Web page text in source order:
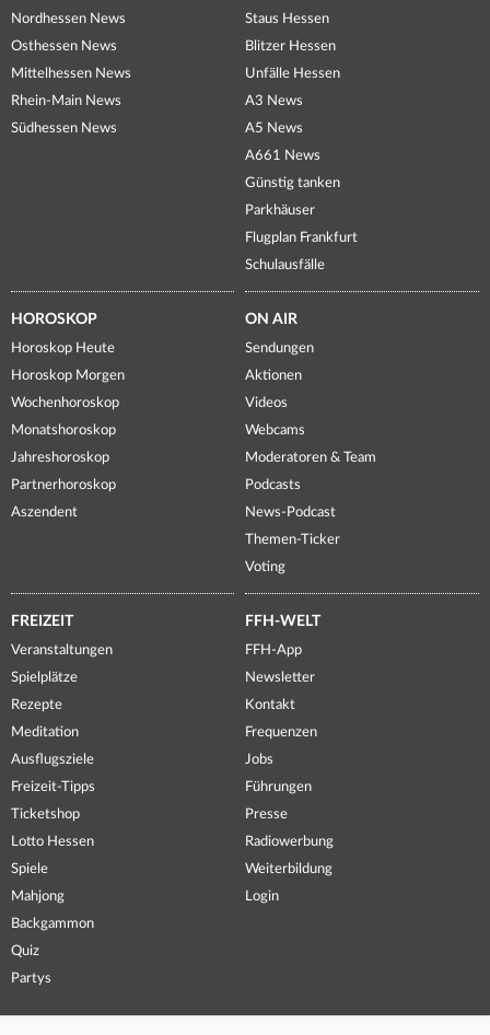
Nordhessen News
Osthessen News
Mittelhessen News
Rhein-Main News
Südhessen News
Staus Hessen
Blitzer Hessen
Unfälle Hessen
A3 News
A5 News
A661 News
Günstig tanken
Parkhäuser
Flugplan Frankfurt
Schulausfälle
HOROSKOP
Horoskop Heute
Horoskop Morgen
Wochenhoroskop
Monatshoroskop
Jahreshoroskop
Partnerhoroskop
Aszendent
ON AIR
Sendungen
Aktionen
Videos
Webcams
Moderatoren & Team
Podcasts
News-Podcast
Themen-Ticker
Voting
FREIZEIT
Veranstaltungen
Spielplätze
Rezepte
Meditation
Ausflugsziele
Freizeit-Tipps
Ticketshop
Lotto Hessen
Spiele
Mahjong
Backgammon
Quiz
Partys
FFH-WELT
FFH-App
Newsletter
Kontakt
Frequenzen
Jobs
Führungen
Presse
Radiowerbung
Weiterbildung
Login